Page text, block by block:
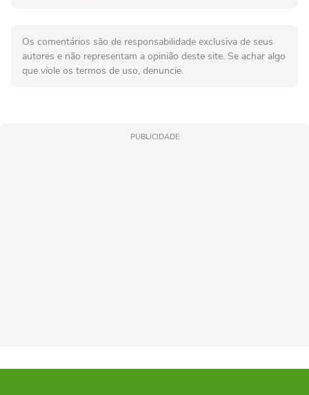
Os comentários são de responsabilidade exclusiva de seus
autores e não representam a opinião deste site. Se achar algo
que viole os termos de uso, denuncie.
PUBLICIDADE